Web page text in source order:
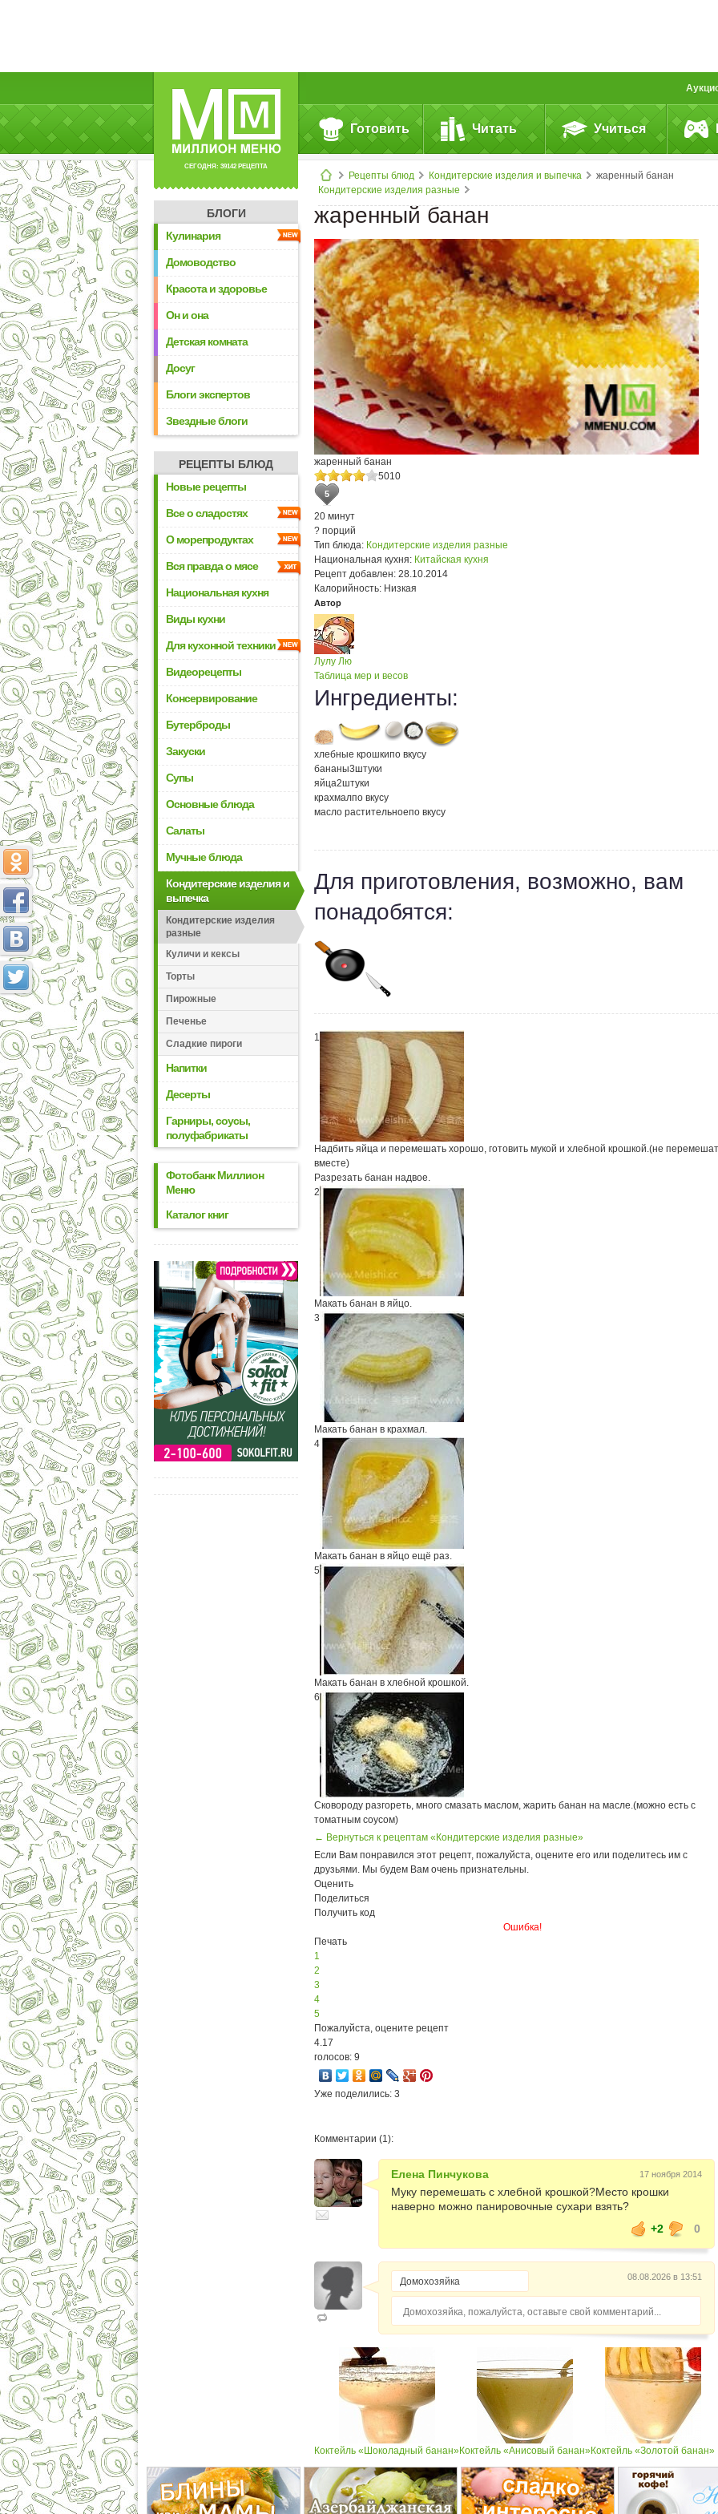
СЕГОДНЯ: 39142 РЕЦЕПТА
Готовить Читать Учиться
Рецепты блюд
Кондитерские изделия и выпечка
Кондитерские изделия разные
жаренный банан
БЛОГИ
Кулинария
Домоводство
Красота и здоровье
Он и она
Детская комната
Досуг
Блоги экспертов
Звездные блоги
РЕЦЕПТЫ БЛЮД
Новые рецепты
Все о сладостях
О морепродуктах
Вся правда о мясе
Национальная кухня
Виды кухни
Для кухонной техники
Видеорецепты
Консервирование
Бутерброды
Закуски
Супы
Основные блюда
Салаты
Мучные блюда
Кондитерские изделия и
выпечка
Кондитерские изделия
разные
Куличи и кексы
Торты
Пирожные
Печенье
Сладкие пироги
Напитки
Десерты
Гарниры, соусы,
полуфабрикаты
Фотобанк Миллион
Меню
Каталог книг
жаренный банан
жаренный банан
5010
5
20 минут
? порций
Тип блюда: Кондитерские изделия разные
Национальная кухня: Китайская кухня
Рецепт добавлен: 28.10.2014
Калорийность: Низкая
Автор
Лулу Лю
Таблица мер и весов
Ингредиенты:
хлебные крошкипо вкусу
бананы3штуки
яйца2штуки
крахмалпо вкусу
масло растительноепо вкусу
Для приготовления, возможно, вам
понадобятся:
1
Надбить яйца и перемешать хорошо, готовить мукой и хлебной крошкой.(не
вместе)
Разрезать банан надвое.
2
Макать банан в яйцо.
3
Макать банан в крахмал.
4
Макать банан в яйцо ещё раз.
5
Макать банан в хлебной крошкой.
6
Сковороду разгореть, много смазать маслом, жарить банан на масле.(можно есть с
томатным соусом)
← Вернуться к рецептам «Кондитерские изделия разные»
Если Вам понравился этот рецепт, пожалуйста, оцените его или поделитесь им с
друзьями. Мы будем Вам очень признательны.
Оценить
Поделиться
Получить код
Ошибка!
Печать
1
2
3
4
5
Пожалуйста, оцените рецепт
4.17
голосов: 9
Уже поделились: 3
Комментарии (1):
Елена Пинчукова 17 ноября 2014
Муку перемешать с хлебной крошкой?Место крошки
наверно можно панировочные сухари взять?
+2
0
08.08.2026 в 13:51
Домохозяйка, пожалуйста, оставьте свой комментарий...
Коктейль «Шоколадный банан»Коктейль «Анисовый банан»Коктейль «Золотой банан»